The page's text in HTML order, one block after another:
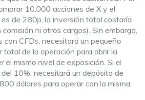
10.000 acciones de X y el
de 280p, la inversión total costaría
ni otros cargos). Sin embargo,
con CFDs, necesitará un pequeño
total de la operación para abrir la
el mismo nivel de exposición. Si el
10%, necesitará un depósito de
dólares para operar con la misma